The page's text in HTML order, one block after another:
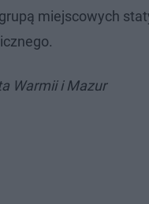
miejscowych
Warmii i Mazur